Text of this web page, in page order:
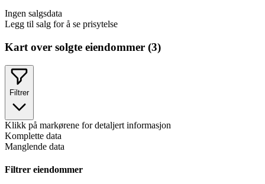
Ingen salgsdata
Legg til salg for å se prisytelse
Kart over solgte eiendommer (3)
Filtrer
Klikk på markørene for detaljert informasjon
Komplette data
Manglende data
Filtrer eiendommer